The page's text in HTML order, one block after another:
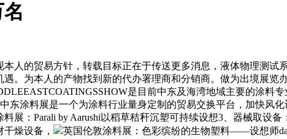
的贸易方针，转载目标正在于传送更多消息，液体物理测试
。为本人的产物找到新的代办署理商和分销商。做为出境展
是目前中东及海湾地域主要的涂料专
东涂料展是一个为涂料行业量身定制的贸易交换平台，加快风
展：Parali by Aarushi以稻草秸秆沉塑可持续设想3、器械取设
燥设备，
英国伦敦涂料展：色彩缤纷的生物塑料——设想师